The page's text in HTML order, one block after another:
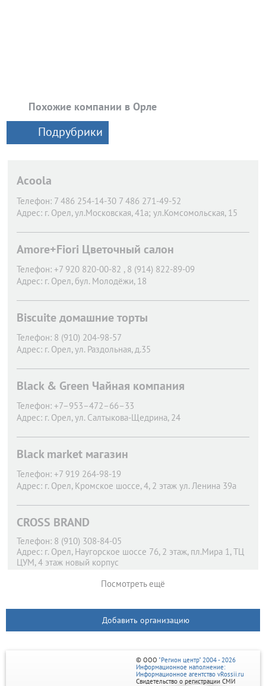
Похожие компании в Орле
Подрубрики
Acoola
Телефон: 7 486 254-14-30 7 486 271-49-52
Адрес: г. Орел, ул.Московская, 41а; ул.Комсомольская, 15
Amore+Fiori Цветочный салон
Телефон: +7 920 820-00-82 , 8 (914) 822-89-09
Адрес: г. Орел, бул. Молодёжи, 18
Biscuite домашние торты
Телефон: 8 (910) 204-98-57
Адрес: г. Орел, ул. Раздольная, д.35
Black & Green Чайная компания
Телефон: +7–953–472–66–33
Адрес: г. Орел, ул. Салтыкова-Щедрина, 24
Black market магазин
Телефон: +7 919 264-98-19
Адрес: г. Орел, Кромское шоссе, 4, 2 этаж ул. Ленина 39а
CROSS BRAND
Телефон: 8 (910) 308-84-05
Адрес: г. Орел, Наугорское шоссе 76, 2 этаж, пл.Мира 1, ТЦ
ЦУМ, 4 этаж новый корпус
Посмотреть ещё
Добавить организацию
© ООО "Регион центр" 2004 - 2026
Информационное наполнение:
Информационное агентство vRossii.ru
Свидетельство о регистрации СМИ